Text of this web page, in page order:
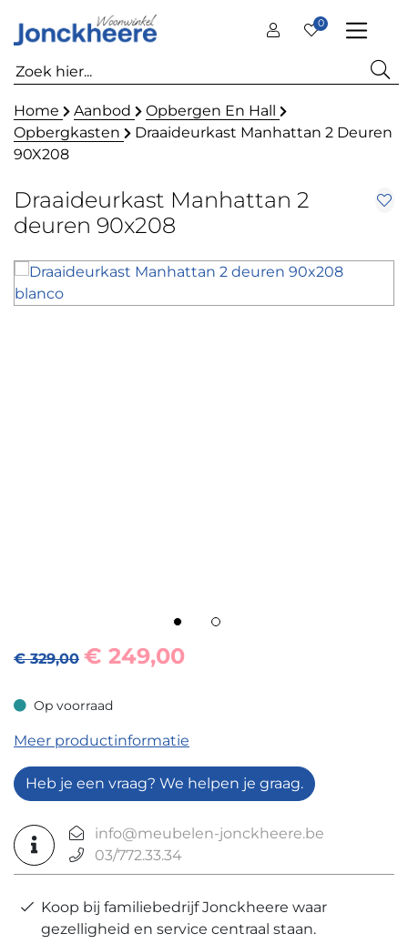
0
Home Aanbod
Opbergen En Hall
Opbergkasten
Draaideurkast Manhattan 2 Deuren
90X208
Draaideurkast Manhattan 2
deuren 90x208
€ 329,00 € 249,00
Op voorraad
Op voorraad
Meer productinformatie
Heb je een vraag? We helpen je graag.
info@meubelen-jonckheere.be
03/772.33.34
Koop bij familiebedrijf Jonckheere waar
gezelligheid en service centraal staan.